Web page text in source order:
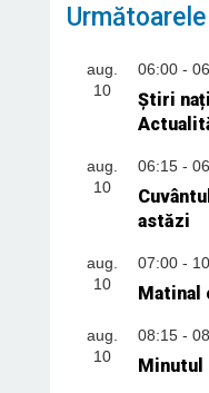
aug.
10
06:00-
Știri
aug.
10
06:15-
astăzi
aug.
10
07:00-
Matinal
aug.
10
08:15-